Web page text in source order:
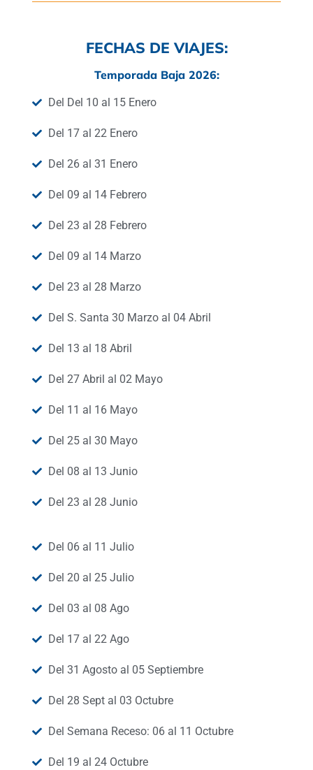
FECHAS DE VIAJES:
Temporada Baja 2026:
Del Del 10 al 15 Enero
Del 17 al 22 Enero
Del 26 al 31 Enero
Del 09 al 14 Febrero
Del 23 al 28 Febrero
Del 09 al 14 Marzo
Del 23 al 28 Marzo
Del S. Santa 30 Marzo al 04 Abril
Del 13 al 18 Abril
Del 27 Abril al 02 Mayo
Del 11 al 16 Mayo
Del 25 al 30 Mayo
Del 08 al 13 Junio
Del 23 al 28 Junio
Del 06 al 11 Julio
Del 20 al 25 Julio
Del 03 al 08 Ago
Del 17 al 22 Ago
Del 31 Agosto al 05 Septiembre
Del 28 Sept al 03 Octubre
Del Semana Receso: 06 al 11 Octubre
Del 19 al 24 Octubre